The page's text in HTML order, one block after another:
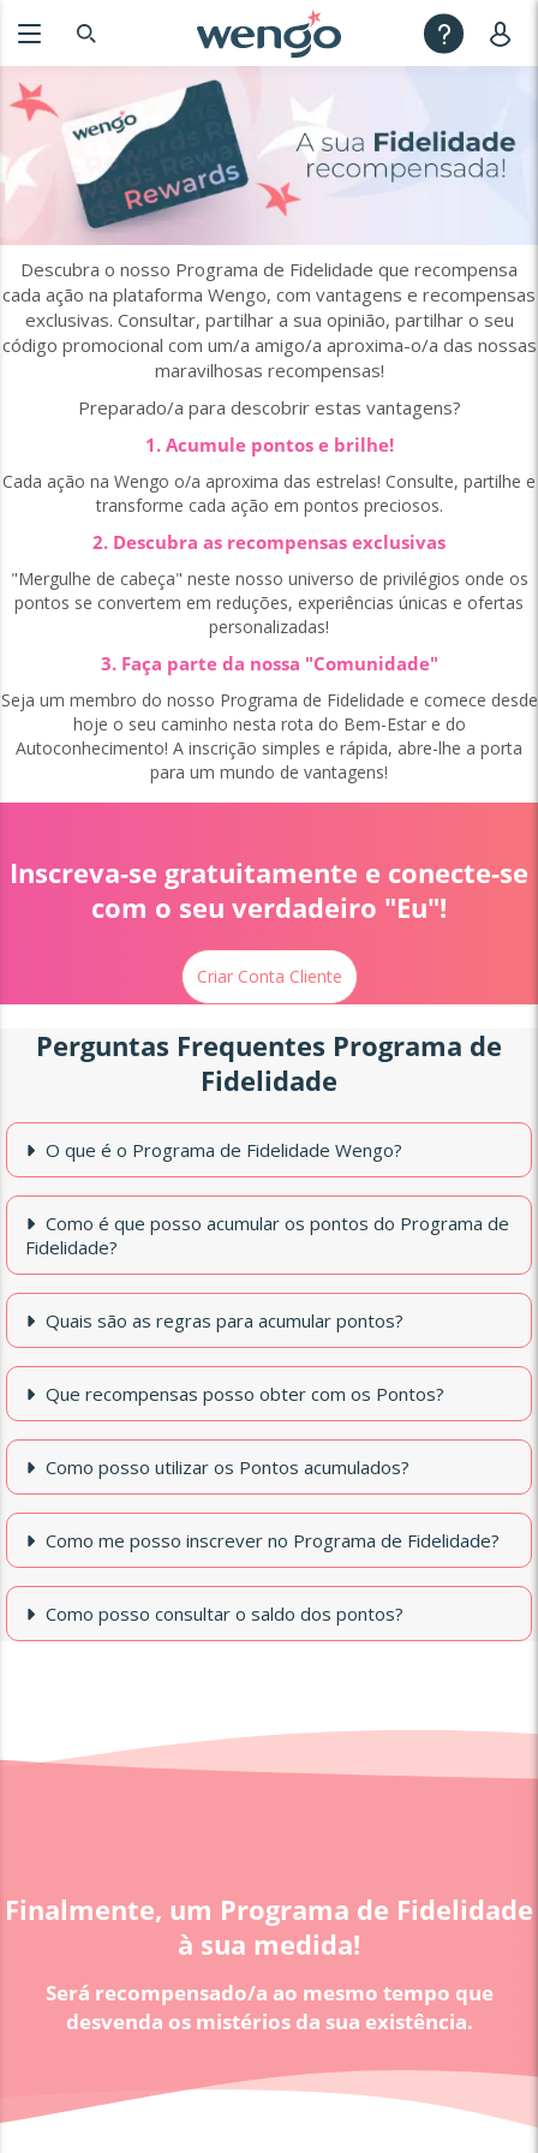
Descubra o nosso Programa de Fidelidade que recompensa
cada ação na plataforma Wengo, com vantagens e recompensas
exclusivas. Consultar, partilhar a sua opinião, partilhar o seu
código promocional com um/a amigo/a aproxima-o/a das nossas
maravilhosas recompensas!
Preparado/a para descobrir estas vantagens?
1. Acumule pontos e brilhe!
Cada ação na Wengo o/a aproxima das estrelas! Consulte, partilhe e
transforme cada ação em pontos preciosos.
2. Descubra as recompensas exclusivas
"Mergulhe de cabeça" neste nosso universo de privilégios onde os
pontos se convertem em reduções, experiências únicas e ofertas
personalizadas!
3. Faça parte da nossa "Comunidade"
Seja um membro do nosso Programa de Fidelidade e comece desde
hoje o seu caminho nesta rota do Bem-Estar e do
Autoconhecimento! A inscrição simples e rápida, abre-lhe a porta
para um mundo de vantagens!
Inscreva-se gratuitamente e conecte-se
com o seu verdadeiro "Eu"!
Criar Conta Cliente
Perguntas Frequentes Programa de
Fidelidade
O que é o Programa de Fidelidade Wengo?
Como é que posso acumular os pontos do Programa de
Fidelidade?
Quais são as regras para acumular pontos?
Que recompensas posso obter com os Pontos?
Como posso utilizar os Pontos acumulados?
Como me posso inscrever no Programa de Fidelidade?
Como posso consultar o saldo dos pontos?
Finalmente, um Programa de Fidelidade
à sua medida!
Será recompensado/a ao mesmo tempo que
desvenda os mistérios da sua existência.